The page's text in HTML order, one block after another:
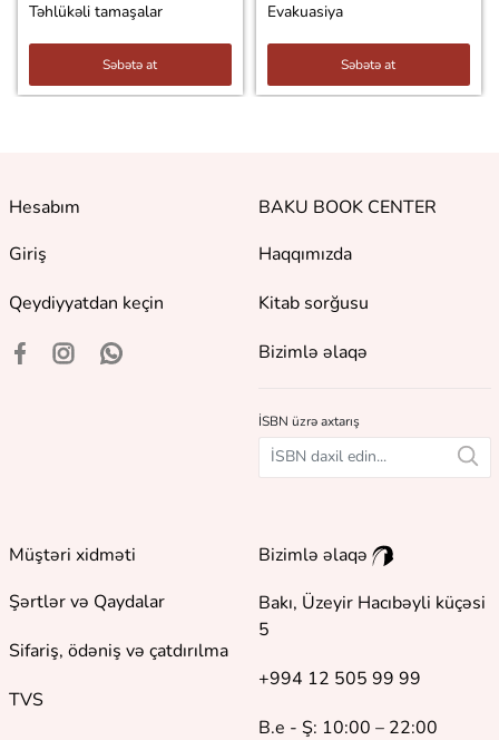
Təhlükəli tamaşalar
Səbətə at
Evakuasiya
Səbətə at
Hesabım
Giriş
Qeydiyyatdan keçin
BAKU BOOK CENTER
Haqqımızda
Kitab sorğusu
Bizimlə əlaqə
İSBN üzrə axtarış
Müştəri xidməti
Şərtlər və Qaydalar
Sifariş, ödəniş və çatdırılma
TVS
Bizimlə əlaqə
Bakı, Üzeyir Hacıbəyli küçəsi
5
+994 12 505 99 99
B.e - Ş: 10:00 – 22:00